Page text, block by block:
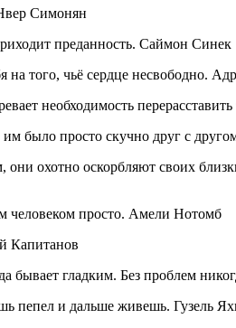
Симонян
преданность. Саймон Синек
на того, чьё сердце несвободно.
необходимость
было просто скучно друг с
охотно оскорбляют своих
человеком просто. Амели Нотомб
Капитанов
гладким. Без проблем
пепел и дальше живешь. Гузель